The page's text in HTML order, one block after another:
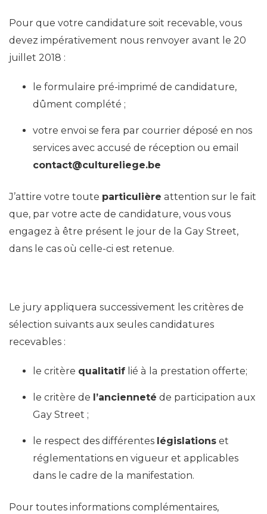
Pour que votre candidature soit recevable, vous
devez impérativement nous renvoyer avant le 20
juillet 2018 :
le formulaire pré-imprimé de candidature,
dûment complété ;
votre envoi se fera par courrier déposé en nos
services avec accusé de réception ou email
contact@cultureliege.be
J’attire votre toute particulière attention sur le fait
que, par votre acte de candidature, vous vous
engagez à être présent le jour de la Gay Street,
dans le cas où celle-ci est retenue.
Le jury appliquera successivement les critères de
sélection suivants aux seules candidatures
recevables :
le critère qualitatif lié à la prestation offerte;
le critère de l’ancienneté de participation aux
Gay Street ;
le respect des différentes législations et
réglementations en vigueur et applicables
dans le cadre de la manifestation.
Pour toutes informations complémentaires,